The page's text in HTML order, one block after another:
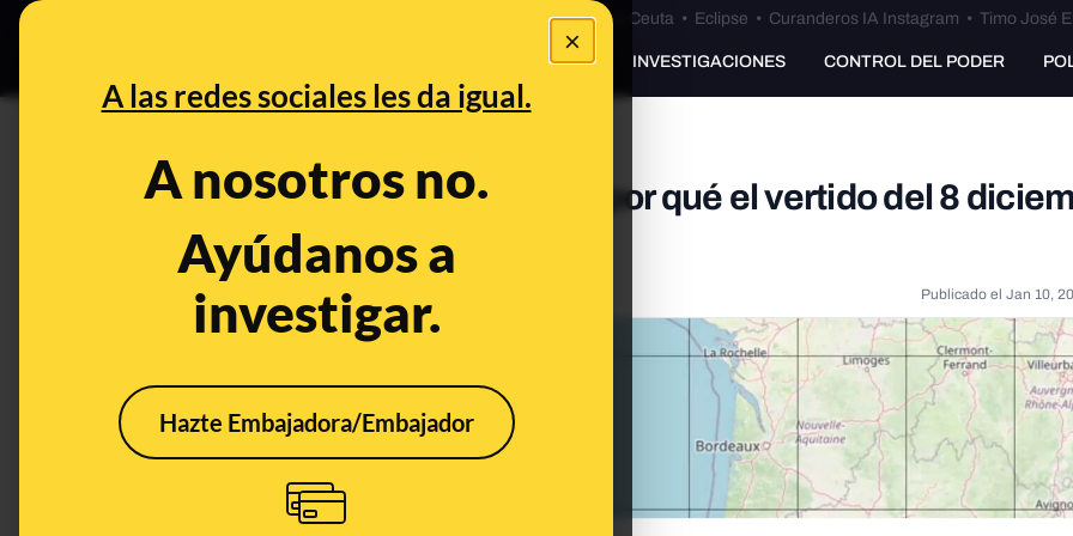
×
A las redes sociales les da igual.
A nosotros no.
Ayúdanos a
investigar.
Hazte Embajadora/Embajador
Especial Ceuta•Bulos Ceuta • Eclipse • Curanderos IA Instagram • Timo José
PREBUNKING INVESTIGACIONES CONTROL DEL PODER
Los pellets en playas de España y por qué el vertido del 8
solo afecta al norte de España
Economía Publicado el Jan 10,